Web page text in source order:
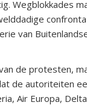
Wegblokkades
van
de protesten,
de autoriteiten
Air Europa,